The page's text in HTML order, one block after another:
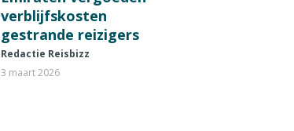
verblijfskosten
gestrande reizigers
Redactie Reisbizz
3 maart 2026